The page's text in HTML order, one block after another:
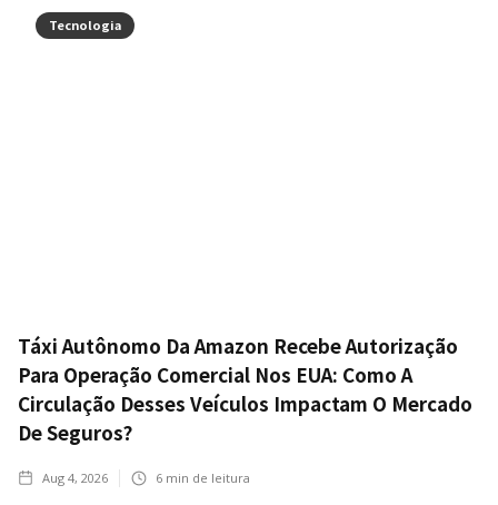
Tecnologia
Táxi Autônomo Da Amazon Recebe Autorização
Para Operação Comercial Nos EUA: Como A
Circulação Desses Veículos Impactam O Mercado
De Seguros?
Aug 4, 2026 6 min de leitura